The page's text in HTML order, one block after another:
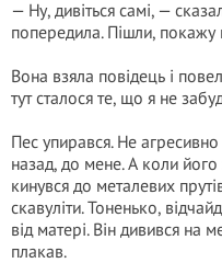
— Ну, дивіться самі, —
попередила. Пішли,
Вона взяла повідець і
тут сталося те, що я не
Пес упирався. Не
назад, до мене. А коли його
кинувся до металевих
скавуліти. Тоненько,
від матері. Він дивився на
плакав.